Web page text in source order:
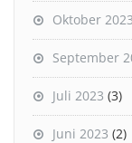
Oktober 2023
September
Juli 2023 (3)
Juni 2023 (2)